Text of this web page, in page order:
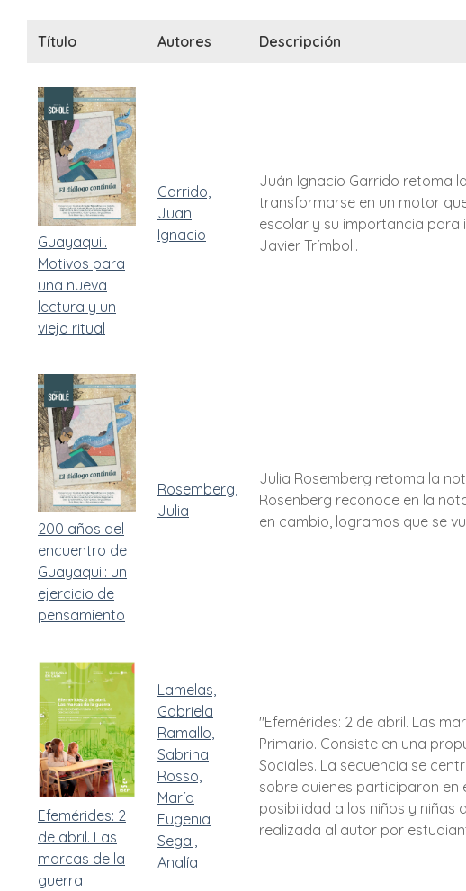
Título Autores Descripción
Guayaquil.
Motivos para
una nueva
lectura y un
viejo ritual
Garrido,
Juan
Ignacio
Juán Ignacio Garrido retoma
transformarse en un motor
escolar y su importancia para
Javier Trímboli.
200 años del
encuentro de
Guayaquil: un
ejercicio de
pensamiento
Rosemberg,
Julia
Julia Rosemberg retoma la
Rosenberg reconoce en la
en cambio, logramos que se
Efemérides: 2
de abril. Las
marcas de la
guerra
Lamelas,
Gabriela
Ramallo,
Sabrina
Rosso,
María
Eugenia
Segal,
Analía
"Efemérides: 2 de abril. Las
Primario. Consiste en una
Sociales. La secuencia se
sobre quienes participaron en
posibilidad a los niños y
realizada al autor por